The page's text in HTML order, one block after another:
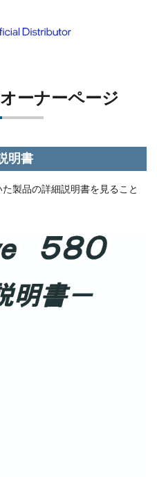
ーナーページ
明書
製品の詳細説明書を見ること